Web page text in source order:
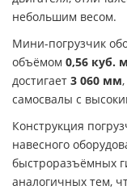
небольшим весом.
Мини-погрузчик
объёмом 0,56 куб.
достигает 3 060 мм
самосвалы с
Конструкция
навесного
быстроразъёмных
аналогичных тем,